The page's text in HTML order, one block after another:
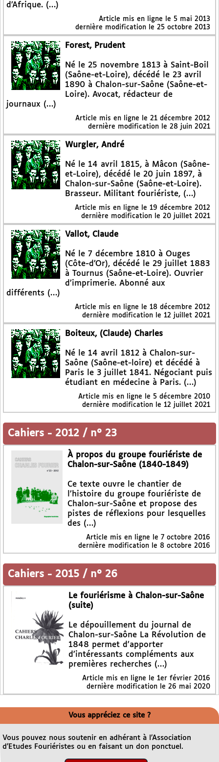
d’Afrique. (…)
Article mis en ligne le 5 mai 2013
dernière modification le 25 octobre 2013
Forest, Prudent
Né le 25 novembre 1813 à Saint-Boil
(Saône-et-Loire), décédé le 23 avril
1890 à Chalon-sur-Saône (Saône-et-
Loire). Avocat, rédacteur de
journaux (…)
Article mis en ligne le 21 décembre 2012
dernière modification le 28 juin 2021
Wurgler, André
Né le 14 avril 1815, à Mâcon (Saône-
et-Loire), décédé le 20 juin 1897, à
Chalon-sur-Saône (Saône-et-Loire).
Brasseur. Militant fouriériste, (…)
Article mis en ligne le 19 décembre 2012
dernière modification le 20 juillet 2021
Vallot, Claude
Né le 7 décembre 1810 à Ouges
(Côte-d’Or), décédé le 29 juillet 1883
à Tournus (Saône-et-Loire). Ouvrier
d’imprimerie. Abonné aux
différents (…)
Article mis en ligne le 18 décembre 2012
dernière modification le 12 juillet 2021
Boiteux, (Claude) Charles
Né le 14 avril 1812 à Chalon-sur-
Saône (Saône-et-loire) et décédé à
Paris le 3 juillet 1841. Négociant puis
étudiant en médecine à Paris. (…)
Article mis en ligne le 5 décembre 2010
dernière modification le 12 juillet 2021
Cahiers - 2012 / n° 23
À propos du groupe fouriériste de
Chalon-sur-Saône (1840-1849)
Ce texte ouvre le chantier de
l’histoire du groupe fouriériste de
Chalon-sur-Saône et propose des
pistes de réflexions pour lesquelles
des (…)
Article mis en ligne le 7 octobre 2016
dernière modification le 8 octobre 2016
Cahiers - 2015 / n° 26
Le fouriérisme à Chalon-sur-Saône
(suite)
Le dépouillement du journal de
Chalon-sur-Saône La Révolution de
1848 permet d’apporter
d’intéressants compléments aux
premières recherches (…)
Article mis en ligne le 1er février 2016
dernière modification le 26 mai 2020
Vous appréciez ce site ?
Vous pouvez nous soutenir en adhérant à l’Association
d’Etudes Fouriéristes ou en faisant un don ponctuel.